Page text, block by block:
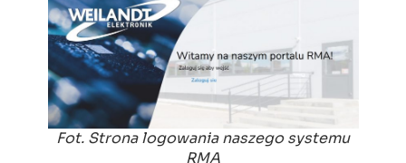
Fot. Strona logowania naszego systemu
RMA